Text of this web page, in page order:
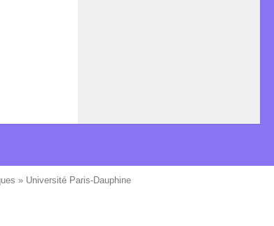
» Université Paris-Dauphine